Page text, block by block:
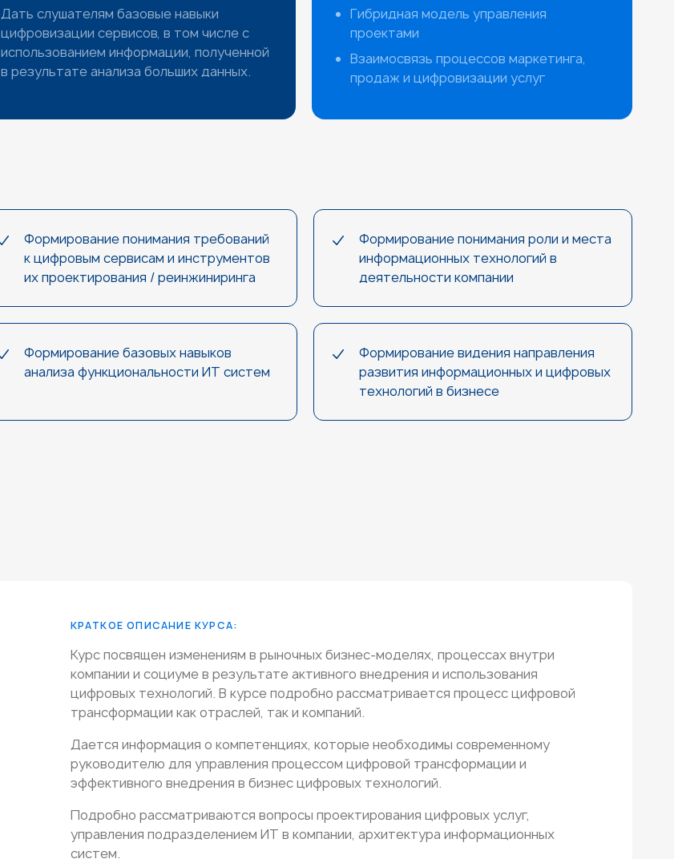
Дать слушателям базовые навыки
цифровизации сервисов, в том числе с
использованием информации, полученной
в результате анализа больших данных.
Гибридная модель управления
проектами
Взаимосвязь процессов маркетинга,
продаж и цифровизации услуг
Формирование понимания требований
к цифровым сервисам и инструментов
их проектирования / реинжиниринга
Формирование понимания роли и места
информационных технологий в
деятельности компании
Формирование базовых навыков
анализа функциональности ИТ систем
Формирование видения направления
развития информационных и цифровых
технологий в бизнесе
КРАТКОЕ ОПИСАНИЕ КУРСА:
Курс посвящен изменениям в рыночных бизнес-моделях, процессах внутри
компании и социуме в результате активного внедрения и использования
цифровых технологий. В курсе подробно рассматривается процесс цифровой
трансформации как отраслей, так и компаний.
Дается информация о компетенциях, которые необходимы современному
руководителю для управления процессом цифровой трансформации и
эффективного внедрения в бизнес цифровых технологий.
Подробно рассматриваются вопросы проектирования цифровых услуг,
управления подразделением ИТ в компании, архитектура информационных
систем.